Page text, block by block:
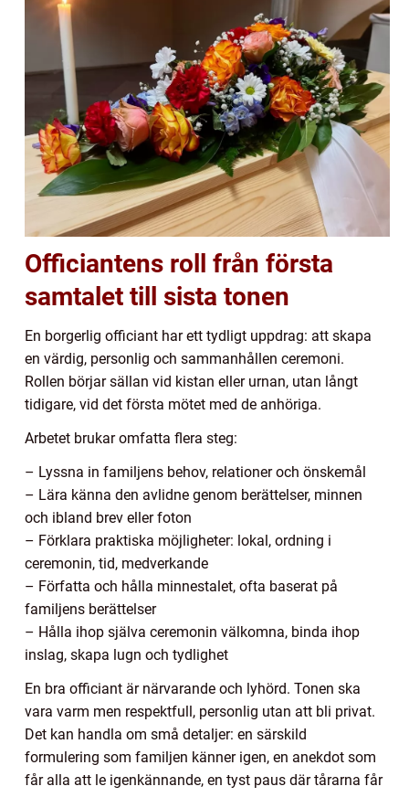
Officiantens roll från första
samtalet till sista tonen
En borgerlig officiant har ett tydligt uppdrag: att skapa
en värdig, personlig och sammanhållen ceremoni.
Rollen börjar sällan vid kistan eller urnan, utan långt
tidigare, vid det första mötet med de anhöriga.
Arbetet brukar omfatta flera steg:
– Lyssna in familjens behov, relationer och önskemål
– Lära känna den avlidne genom berättelser, minnen
och ibland brev eller foton
– Förklara praktiska möjligheter: lokal, ordning i
ceremonin, tid, medverkande
– Författa och hålla minnestalet, ofta baserat på
familjens berättelser
– Hålla ihop själva ceremonin välkomna, binda ihop
inslag, skapa lugn och tydlighet
En bra officiant är närvarande och lyhörd. Tonen ska
vara varm men respektfull, personlig utan att bli privat.
Det kan handla om små detaljer: en särskild
formulering som familjen känner igen, en anekdot som
får alla att le igenkännande, en tyst paus där tårarna får